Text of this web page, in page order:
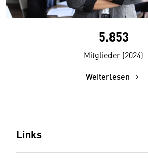
5.853
Mitglieder (2024)
Weiterlesen
Links